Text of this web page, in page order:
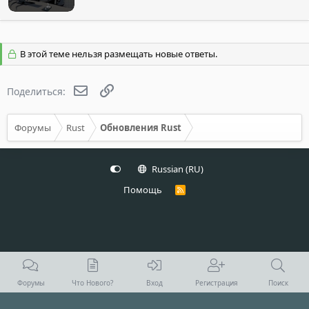
В этой теме нельзя размещать новые ответы.
Поделиться: Электронная почта
Форумы Rust Обновления Rust
Russian (RU)
Помощь
R
S
Форумы Что Нового? Вход Регистрация Поиск